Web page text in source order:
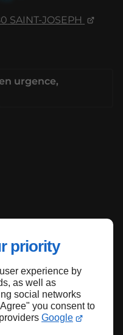
priority
experience by
as well as
social networks
you consent to
Google
SAINT-JOSEPH
urgence,